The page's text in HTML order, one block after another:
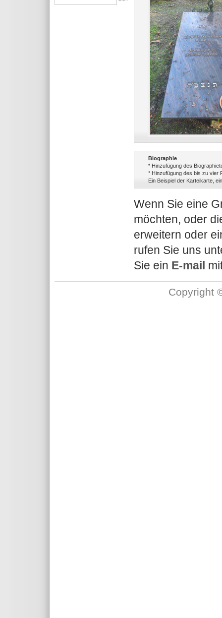
Biographie
* Hinzufügung des
* Hinzufügung des bis zu vier
Ein Beispiel der Karteikarte,
Wenn Sie eine
möchten, oder
erweitern oder
rufen Sie uns
Sie ein E-mail
Copyright